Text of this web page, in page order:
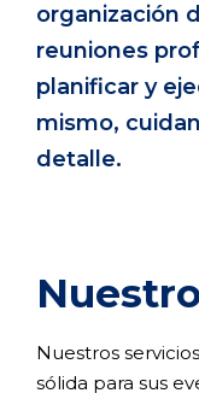
organización
reuniones
planificar y
mismo,
detalle.
Nuestros
sólida para sus